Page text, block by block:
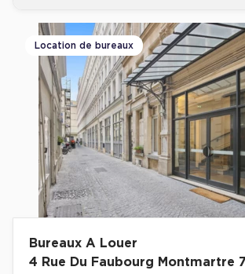
Location de bureaux
Bureaux A Louer
4 Rue Du Faubourg Montmartre